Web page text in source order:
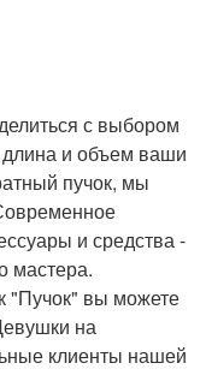
с выбором
длина и объем ваши
пучок, мы
и средства -
мастера.
"Пучок" вы можете
на
клиенты нашей